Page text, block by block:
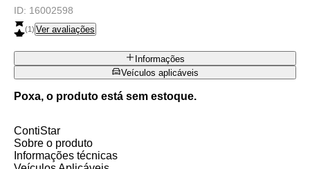
ID: 16002598
(1) Ver avaliações
Informações
Veículos aplicáveis
Poxa, o produto está sem estoque.
ContiStar
Sobre o produto
Informações técnicas